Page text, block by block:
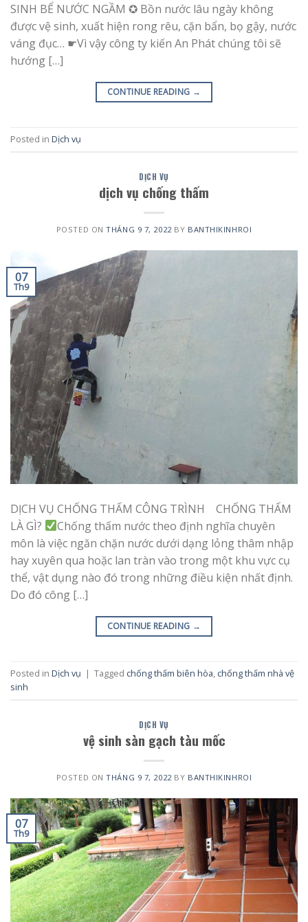
SINH BỂ NƯỚC NGẦM ✪ Bồn nước lâu ngày không
được vệ sinh, xuất hiện rong rêu, cặn bẩn, bọ gậy, nước
váng đục… ☛Vì vậy công ty kiến An Phát chúng tôi sẽ
hướng […]
CONTINUE READING →
Posted in Dịch vụ
DỊCH VỤ
dịch vụ chống thấm
POSTED ONTHÁNG 9 7, 2022BY BANTHIKINHROI
07
Th9
DỊCH VỤ CHỐNG THẤM CÔNG TRÌNH CHỐNG THẤM
LÀ GÌ?
Chống thấm nước theo định nghĩa chuyên
môn là việc ngăn chặn nước dưới dạng lỏng thâm nhập
hay xuyên qua hoặc lan tràn vào trong một khu vực cụ
thể, vật dụng nào đó trong những điều kiện nhất định.
Do đó công […]
CONTINUE READING →
Posted in Dịch vụ | Tagged chống thấm biên hòa, chống thấm nhà vệ
sinh
DỊCH VỤ
vệ sinh sàn gạch tàu mốc
POSTED ONTHÁNG 9 7, 2022BY BANTHIKINHROI
07
Th9